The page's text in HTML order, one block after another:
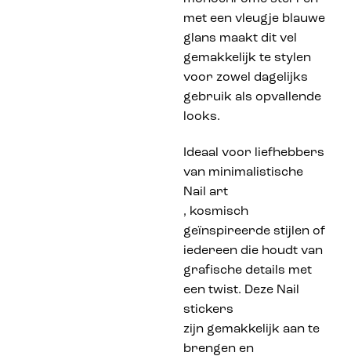
met een vleugje blauwe
glans maakt dit vel
gemakkelijk te stylen
voor zowel dagelijks
gebruik als opvallende
looks.
Ideaal voor liefhebbers
van minimalistische
Nail art
, kosmisch
geïnspireerde stijlen of
iedereen die houdt van
grafische details met
een twist. Deze Nail
stickers
zijn gemakkelijk aan te
brengen en